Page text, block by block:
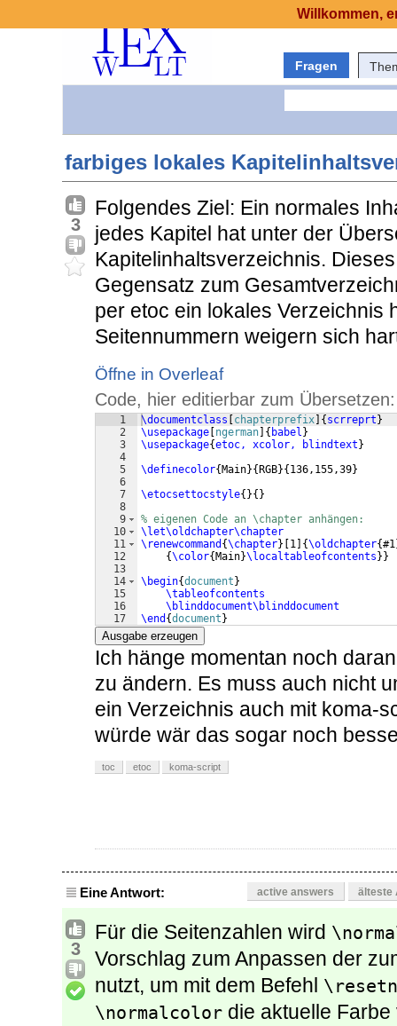
Fragen
farbiges lokales
3
Folgendes Ziel: Ein normales
jedes Kapitel hat unter der
Kapitelinhaltsverzeichnis.
Gegensatz zum
per etoc ein lokales Verzeichnis
Seitennummern weigern sich
Öffne in Overleaf
Code, hier editierbar zum Übersetzen:
1
2
3
4
5
6
7
8
9
10
11
12
13
14
15
16
17
\documentclass chapterprefix { scrreprt }
\usepackage ngerman { babel }
\usepackage{etoc, xcolor, blindtext }
\definecolor{ Main}{ RGB}{ 136,155,39}
\etocsettocstyle{ }{ }
% eigenen Code an \chapter anhängen:
\let\oldchapter\chapter
\renewcommand {\chapter} 1 {\oldchapter{#1
{\color{ Main}\localtableofcontents }}
\begin{document }
\tableofcontents
\blinddocument\blinddocument
\end {document }
Ausgabe erzeugen
Ich hänge momentan noch
zu ändern. Es muss auch nicht
ein Verzeichnis auch mit koma-
würde wär das sogar noch
toc etoc koma-script
Eine Antwort: active answers älteste
3
Für die Seitenzahlen wird
Vorschlag zum Anpassen der
nutzt, um mit dem Befehl
\normalcolor die aktuelle
Willkommen,